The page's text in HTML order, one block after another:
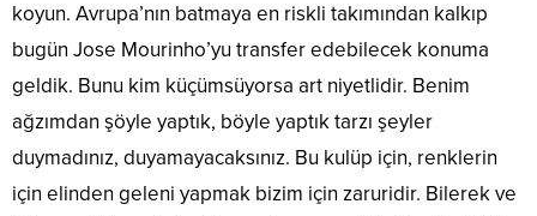
koyun. Avrupa’nın batmaya en riskli takımından kalkıp
bugün Jose Mourinho’yu transfer edebilecek konuma
geldik. Bunu kim küçümsüyorsa art niyetlidir. Benim
ağzımdan şöyle yaptık, böyle yaptık tarzı şeyler
duymadınız, duyamayacaksınız. Bu kulüp için, renklerin
için elinden geleni yapmak bizim için zaruridir. Bilerek ve